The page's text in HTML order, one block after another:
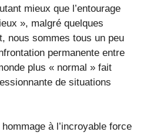
mieux que l’entourage
», malgré quelques
nous sommes tous un peu
permanente entre
plus « normal » fait
de situations
à l’incroyable force